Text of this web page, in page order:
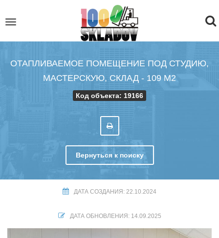
Toggle
ОТАПЛИВАЕМОЕ ПОМЕЩЕНИЕ ПОД СТУДИЮ,
МАСТЕРСКУЮ, СКЛАД - 109 М2
Код объекта: 19166
Вернуться к поиску
ДАТА СОЗДАНИЯ: 22.10.2024
ДАТА ОБНОВЛЕНИЯ: 14.09.2025